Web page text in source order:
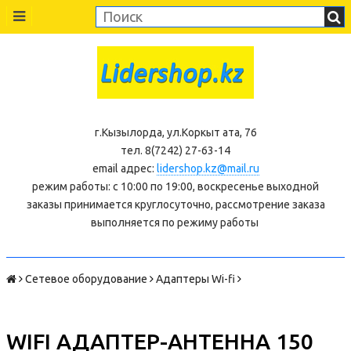
г.Кызылорда, ул.Коркыт ата, 76
тел. 8(7242) 27-63-14
email адрес: lidershop.kz@mail.ru
режим работы: с 10:00 по 19:00, воскресенье выходной
заказы принимается круглосуточно, рассмотрение заказа
выполняется по режиму работы
Сетевое оборудование Адаптеры Wi-fi
WIFI АДАПТЕР-АНТЕННА 150